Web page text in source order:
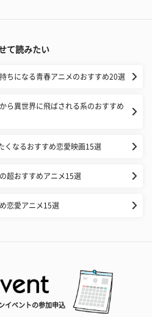
て読みたい
ちになる青春アニメのおすすめ20選
ら異世界に飛ばされる系のおすすめ
くなるおすすめ恋愛映画15選
超おすすめアニメ15選
恋愛アニメ15選
イベントの参加申込